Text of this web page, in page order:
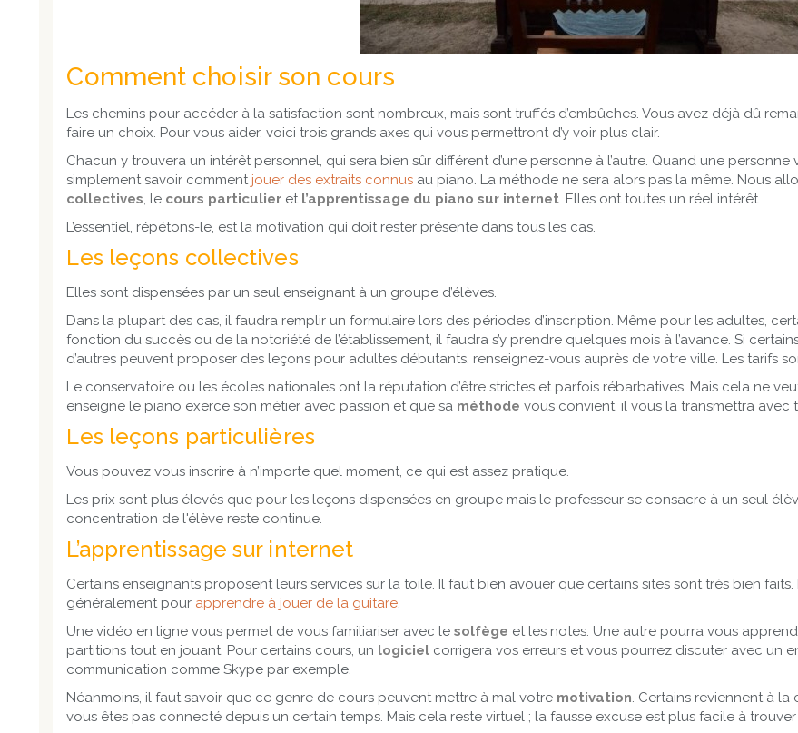
Comment choisir son cours
Les chemins pour accéder à la satisfaction sont nombreux, mais sont truffés d’embûches. Vous avez déjà dû
faire un choix. Pour vous aider, voici trois grands axes qui vous permettront d’y voir plus clair.
Chacun y trouvera un intérêt personnel, qui sera bien sûr différent d’une personne à l’autre. Quand une
simplement savoir commentjouer des extraits connus au piano. La méthode ne sera alors pas la même. Nous
collectives, le cours particulier et l’apprentissage du piano sur internet. Elles ont toutes un réel intérêt.
L’essentiel, répétons-le, est la motivation qui doit rester présente dans tous les cas.
Les leçons collectives
Elles sont dispensées par un seul enseignant à un groupe d’élèves.
Dans la plupart des cas, il faudra remplir un formulaire lors des périodes d’inscription. Même pour les adultes,
fonction du succès ou de la notoriété de l’établissement, il faudra s’y prendre quelques mois à l’avance. Si
d’autres peuvent proposer des leçons pour adultes débutants, renseignez-vous auprès de votre ville. Les tarifs
Le conservatoire ou les écoles nationales ont la réputation d’être strictes et parfois rébarbatives. Mais cela ne
enseigne le piano exerce son métier avec passion et que sa méthode vous convient, il vous la transmettra
Les leçons particulières
Vous pouvez vous inscrire à n’importe quel moment, ce qui est assez pratique.
Les prix sont plus élevés que pour les leçons dispensées en groupe mais le professeur se consacre à un seul
concentration de l'élève reste continue.
L’apprentissage sur internet
Certains enseignants proposent leurs services sur la toile. Il faut bien avouer que certains sites sont très bien
généralement pour apprendre à jouer de la guitare.
Une vidéo en ligne vous permet de vous familiariser avec lesolfège et les notes. Une autre pourra vous
partitions tout en jouant. Pour certains cours, un logiciel corrigera vos erreurs et vous pourrez discuter avec un
communication comme Skype par exemple.
Néanmoins, il faut savoir que ce genre de cours peuvent mettre à mal votre motivation. Certains reviennent à
vous êtes pas connecté depuis un certain temps. Mais cela reste virtuel ; la fausse excuse est plus facile à